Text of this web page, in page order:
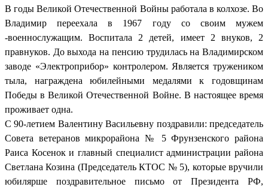
В годы Великой Отечественной Войны работала в колхозе. Во
Владимир переехала в 1967 году со своим мужем
-военнослужащим. Воспитала 2 детей, имеет 2 внуков, 2
правнуков. До выхода на пенсию трудилась на Владимирском
заводе «Электроприбор» контролером. Является тружеником
тыла, награждена юбилейными медалями к годовщинам
Победы в Великой Отечественной Войне. В настоящее время
проживает одна.
С 90-летием Валентину Васильевну поздравили: председатель
Совета ветеранов микрорайона № 5 Фрунзенского района
Раиса Косенок и главный специалист администрации района
Светлана Козина (Председатель КТОС № 5), которые вручили
юбилярше поздравительное письмо от Президента РФ,